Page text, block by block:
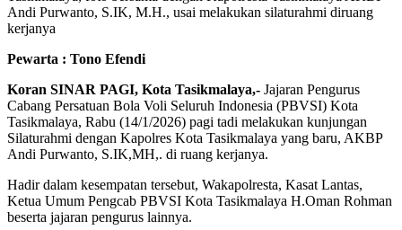
Andi Purwanto, S.IK, M.H., usai melakukan silaturahmi diruang
kerjanya
Pewarta : Tono Efendi
Koran SINAR PAGI, Kota Tasikmalaya,- Jajaran Pengurus
Cabang Persatuan Bola Voli Seluruh Indonesia (PBVSI) Kota
Tasikmalaya, Rabu (14/1/2026) pagi tadi melakukan kunjungan
Silaturahmi dengan Kapolres Kota Tasikmalaya yang baru, AKBP
Andi Purwanto, S.IK,MH,. di ruang kerjanya.
Hadir dalam kesempatan tersebut, Wakapolresta, Kasat Lantas,
Ketua Umum Pengcab PBVSI Kota Tasikmalaya H.Oman Rohman
beserta jajaran pengurus lainnya.